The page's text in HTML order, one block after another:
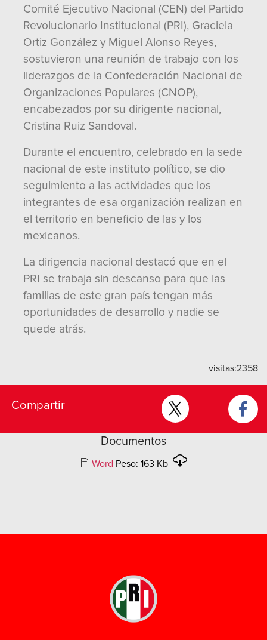
Comité Ejecutivo Nacional (CEN) del Partido
Revolucionario Institucional (PRI), Graciela
Ortiz González y Miguel Alonso Reyes,
sostuvieron una reunión de trabajo con los
liderazgos de la Confederación Nacional de
Organizaciones Populares (CNOP),
encabezados por su dirigente nacional,
Cristina Ruiz Sandoval.
Durante el encuentro, celebrado en la sede
nacional de este instituto político, se dio
seguimiento a las actividades que los
integrantes de esa organización realizan en
el territorio en beneficio de las y los
mexicanos.
La dirigencia nacional destacó que en el
PRI se trabaja sin descanso para que las
familias de este gran país tengan más
oportunidades de desarrollo y nadie se
quede atrás.
visitas:2358
Compartir
Documentos
Word Peso: 163 Kb